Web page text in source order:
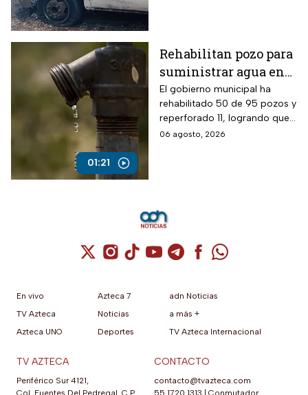
01:21
Rehabilitan pozo para
suministrar agua en
Ecatepec, Edomex
El gobierno municipal ha
rehabilitado 50 de 95 pozos y
reperforado 11, logrando que
entre el 80% y 90% de la
06 agosto, 2026
Cuenta de X / Twitter (se abre en una
Cuenta de Instagram (se abre en una
Cuenta de TikTok (se abre en
Cuenta de YouTube (se abre
Cuenta de Telegram (se
Cuenta de
Cuenta de
En vivo
TV Azteca
Azteca UNO
Azteca 7
Noticias
Deportes
adn Noticias
a más +
TV Azteca Internacional
TV AZTECA
Periférico Sur 4121,
Col. Fuentes Del Pedregal, C.P.
CONTACTO
contacto@tvazteca.com
55 1720 1313
Conmutador